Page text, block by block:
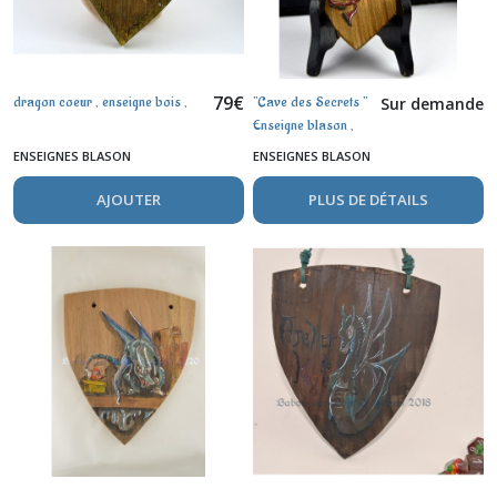
dragon coeur , enseigne bois , 79€
ENSEIGNES BLASON
AJOUTER
"Cave des Secrets "
Enseigne blason ,
dragon rouge
Sur demande
ENSEIGNES BLASON
PLUS DE DÉTAILS